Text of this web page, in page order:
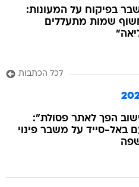
בפיקוח על המעונות:
שמות מתעללים
לכל הכתבות
הפך לאתר פסולת":
באל-סייד על משבר פינוי